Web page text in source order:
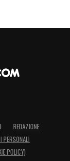
REDAZIONE
PERSONALI
POLICY)